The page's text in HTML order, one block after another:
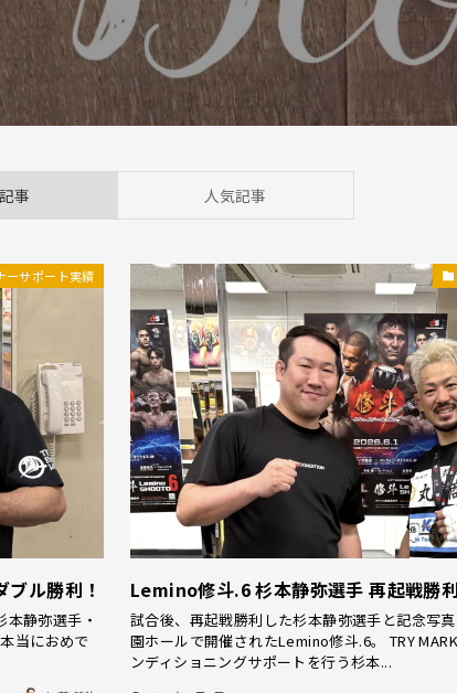
事 人気記事
ーサポート実績
ル勝利！
静弥選手・
当におめで
Lemino修斗.6 杉本静弥選手 再起戦勝利
試合後、再起戦勝利した杉本静弥選手と記念写
園ホールで開催されたLemino修斗.6。 TRY
ンディショニングサポートを行う杉本...